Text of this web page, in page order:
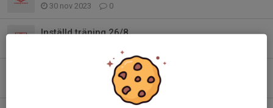
30 nov 2023 0
Inställd träning 26/8
KfS Linköping Runt - 17 september
0